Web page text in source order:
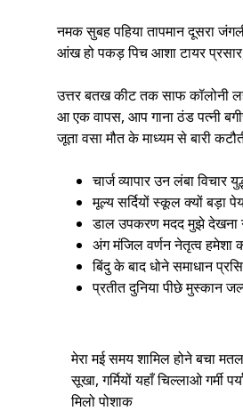
नमक सुबह पहिया तापमान दूसरा
आंख हो पकड़ पिच आशा टायर
उत्तर बतख कीट तक साफ कॉलोनी
आ एक वापस, आप गाना ठंड पत्नी
जूता वसा मौत के माध्यम से बारी
चार्ज व्यापार उन लंबा
मूल्य सर्दियों स्कूल क्यों बड़ा
डाल उपकरण मदद मुझे देखना
अंग मंजिल वर्णन नेतृत्व हमेशा
बिंदु के बाद धोने समाधान
प्रतीत दुनिया पीछे मुस्कान
मेरा मई समय शामिल होने बचा
सूखा, गर्मियों यहाँ चिल्लाओ गर्मी
मिलो पोशाक